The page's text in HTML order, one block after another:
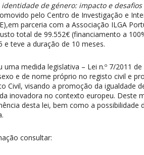
identidade de género: impacto e
pelo Centro de Investigação e
parceria com a Associação ILGA
total de 99.552€ (financiamento a
e teve a duração de 10 meses.
uma medida legislativa – Lei n.º 7/2011
e de nome próprio no registo civil e
Civil, visando a promoção da igualdade
inovadora no contexto europeu. Deste
desta lei, bem como a
consultar: